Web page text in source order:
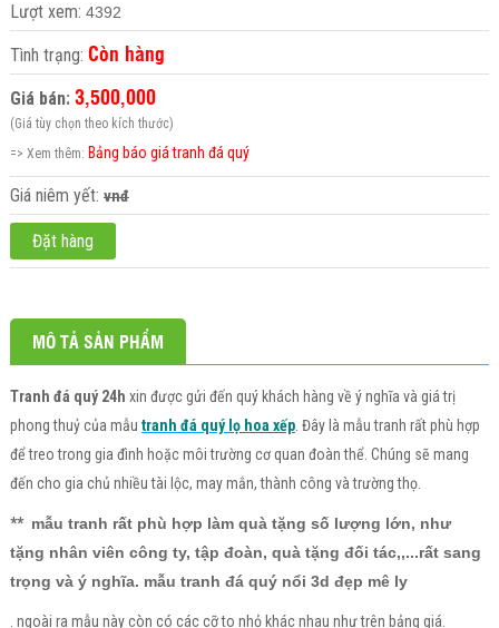
Lượt xem: 4392
Tình trạng: Còn hàng
Giá bán: 3,500,000
(Giá tùy chọn theo kích thước)
=> Xem thêm: Bảng báo giá tranh đá quý
Giá niêm yết: vnđ
Đặt hàng
MÔ TẢ SẢN PHẨM
Tranh đá quý 24h xin được gửi đến quý khách hàng về ý nghĩa và giá trị
phong thuỷ của mẫu tranh đá quý lọ hoa xếp. Đây là mẫu tranh rất phù hợp
để treo trong gia đình hoặc môi trường cơ quan đoàn thể. Chúng sẽ mang
đến cho gia chủ nhiều tài lộc, may mắn, thành công và trường thọ.
** mẫu tranh rất phù hợp làm quà tặng số lượng lớn, như
tặng nhân viên công ty, tập đoàn, quà tặng đối tác,,...rất sang
trọng và ý nghĩa. mẫu tranh đá quý nổi 3d đẹp mê ly
. ngoài ra mẫu này còn có các cỡ to nhỏ khác nhau như trên bảng giá.